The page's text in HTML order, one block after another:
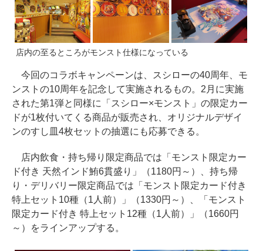
店内の至るところがモンスト仕様になっている
今回のコラボキャンペーンは、スシローの40周年、モ
ンストの10周年を記念して実施されるもの。2月に実施
された第1弾と同様に「スシロー×モンスト」の限定カー
ドが1枚付いてくる商品が販売され、オリジナルデザイ
ンのすし皿4枚セットの抽選にも応募できる。
店内飲食・持ち帰り限定商品では「モンスト限定カー
ド付き 天然インド鮪6貫盛り」（1180円～）、持ち帰
り・デリバリー限定商品では「モンスト限定カード付き
特上セット10種（1人前）」（1330円～）、「モンスト
限定カード付き 特上セット12種（1人前）」（1660円
～）をラインアップする。